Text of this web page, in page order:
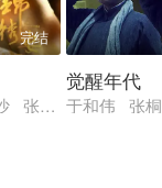
文婷 侯长荣
完结
张瑶 芦芳生 赵
觉醒年代
于和伟 张